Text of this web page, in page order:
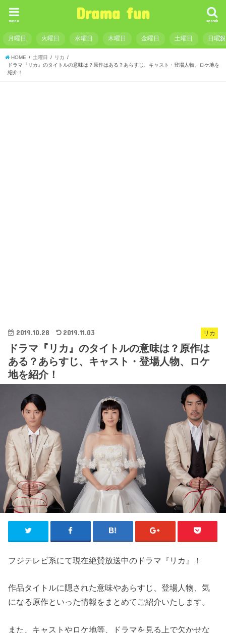
Drama fun search
menu
月曜日 火曜日 水曜日 木曜日 金曜日 土曜日 日曜日
HOME 土曜日
リカ
ドラマ『リカ』のタイトルの意味は？原作はある？あらすじ、キャスト・登場人物、ロケ地を
紹介！
リカ
2019.10.28 2019.11.03
ドラマ『リカ』のタイトルの意味は？原作は
ある？あらすじ、キャスト・登場人物、ロケ
地を紹介！
フジテレビ系にて現在絶賛放送中のドラマ『リカ』！
作品タイトルに隠された意味やあらすじ、登場人物、気
になる原作といった情報をまとめてご紹介いたします。
また、キャストやロケ地等、ドラマを見る上で欠かせな